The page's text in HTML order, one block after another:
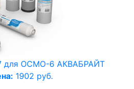
для ОСМО-6 АКВАБРАЙТ
1902 руб.